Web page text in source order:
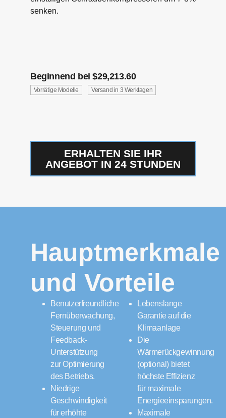
senken.
Beginnend bei $29,213.60
Vorrätige Modelle Versand in 3 Werktagen
ERHALTEN SIE IHR
ANGEBOT IN 24 STUNDEN
Hauptmerkmale
und Vorteile
Benutzerfreundliche
Fernüberwachung,
Steuerung und
Feedback-
Unterstützung
zur Optimierung
des Betriebs.
Niedrige
Geschwindigkeit
für erhöhte
Lebenslange
Garantie auf die
Klimaanlage
Die
Wärmerückgewinnung
(optional) bietet
höchste Effizienz
für maximale
Energieeinsparungen.
Maximale